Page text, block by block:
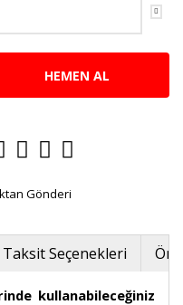
HEMEN AL
Gönderi
Taksit Seçenekleri
kullanabileceğiniz